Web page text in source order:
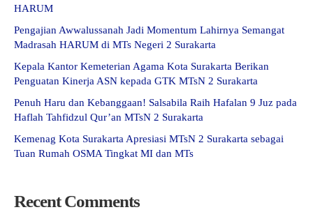
HARUM
Pengajian Awwalussanah Jadi Momentum Lahirnya Semangat
Madrasah HARUM di MTs Negeri 2 Surakarta
Kepala Kantor Kemeterian Agama Kota Surakarta Berikan
Penguatan Kinerja ASN kepada GTK MTsN 2 Surakarta
Penuh Haru dan Kebanggaan! Salsabila Raih Hafalan 9 Juz pada
Haflah Tahfidzul Qur’an MTsN 2 Surakarta
Kemenag Kota Surakarta Apresiasi MTsN 2 Surakarta sebagai
Tuan Rumah OSMA Tingkat MI dan MTs
Recent Comments